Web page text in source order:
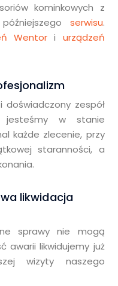
kominkowych z
serwisu.
Wentor i urządzeń
doświadczony zespół
jesteśmy w stanie
każde zlecenie, przy
staranności, a
likwidacja
sprawy nie mogą
awarii likwidujemy już
wizyty naszego